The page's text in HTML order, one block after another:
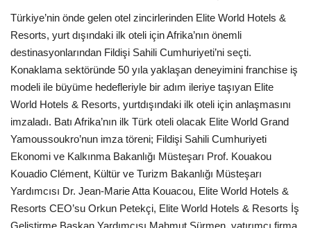
Lezzet Durakları
Röportajlar
Gezi - Yorum
Yorumlar
Video Tanıtım
Türkiye’nin önde gelen otel zincirlerinden Elite World Hotels &
Resorts, yurt dışındaki ilk oteli için Afrika’nın önemli
destinasyonlarından Fildişi Sahili Cumhuriyeti’ni seçti.
Konaklama sektöründe 50 yıla yaklaşan deneyimini franchise iş
modeli ile büyüme hedefleriyle bir adım ileriye taşıyan Elite
World Hotels & Resorts, yurtdışındaki ilk oteli için anlaşmasını
imzaladı. Batı Afrika’nın ilk Türk oteli olacak Elite World Grand
Yamoussoukro’nun imza töreni; Fildişi Sahili Cumhuriyeti
Ekonomi ve Kalkınma Bakanlığı Müsteşarı Prof. Kouakou
Kouadio Clément, Kültür ve Turizm Bakanlığı Müsteşarı
Yardımcısı Dr. Jean-Marie Atta Kouacou, Elite World Hotels &
Resorts CEO’su Orkun Petekçi, Elite World Hotels & Resorts İş
Geliştirme Başkan Yardımcısı Mahmut Sürmen, yatırımcı firma